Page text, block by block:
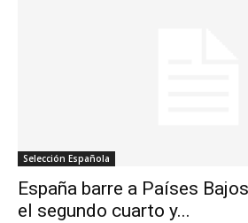
Selección Española
España barre a Países
el segundo cuarto y...